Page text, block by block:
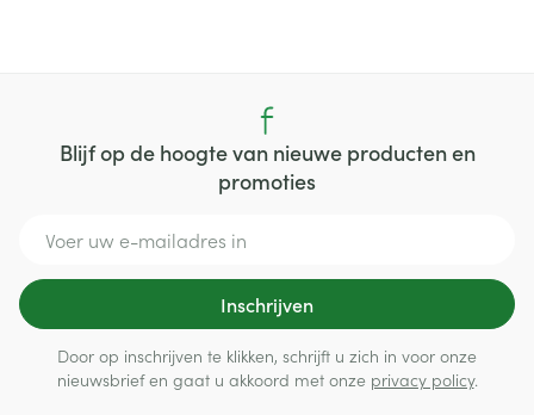
Blijf op de hoogte van nieuwe producten en
promoties
Inschrijven
Door op inschrijven te klikken, schrijft u zich in voor onze
nieuwsbrief en gaat u akkoord met onze privacy policy.